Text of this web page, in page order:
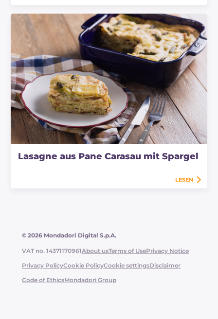
Lasagne aus Pane Carasau mit Spargel
LESEN
© 2026 Mondadori Digital S.p.A.
VAT no. 14371170961About usTerms of UsePrivacy Notice
Privacy PolicyCookie PolicyCookie settingsDisclaimer
Code of EthicsMondadori Group